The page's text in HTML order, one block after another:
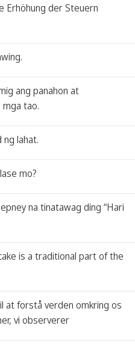
Erhöhung der Steuern
ang panahon at
tao.
ng lahat.
mo?
na tinatawag ding “Hari
is a traditional part of the
at forstå verden omkring os
vi observerer